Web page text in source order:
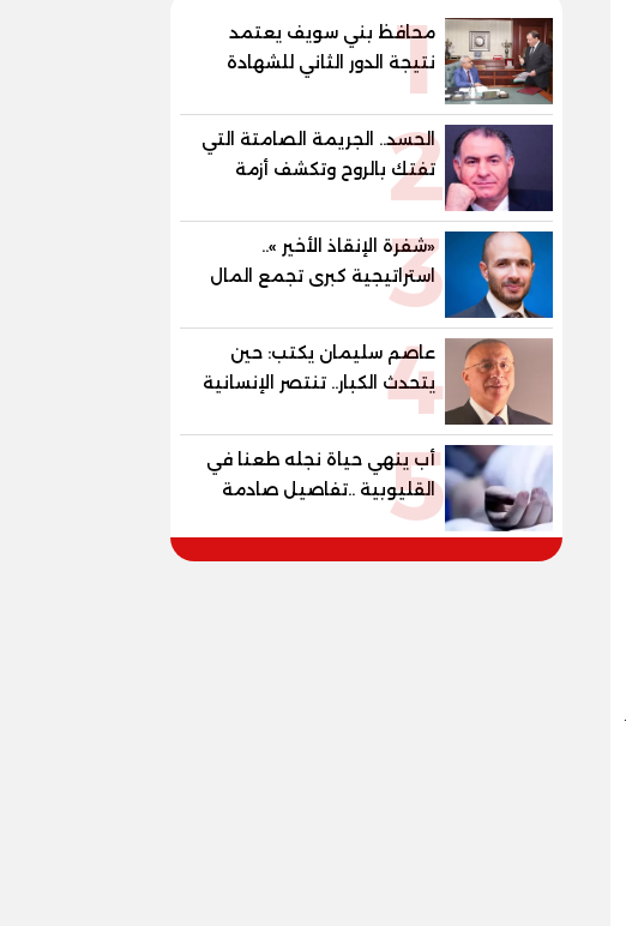
1
محافظ بني سويف يعتمد
نتيجة الدور الثاني للشهادة
الإعدادية العامة بنسبة
79.9% نظامي ...و69.55%
منازل.. و70.56% للمهنية ..
و100% للصُم وضعاف السمع2
الحسد.. الجريمة الصامتة التي
تفتك بالروح وتكشف أزمة
القيم في العصر الحديث
3
«شفرة الإنقاذ الأخير »..
استراتيجية كبرى تجمع المال
والإنتاج والتكنولوجيا الخضراء
لبعث الأقتصاد
4
عاصم سليمان يكتب: حين
يتحدث الكبار.. تنتصر الإنسانية
قبل السياسة
5
أب ينهي حياة نجله طعنا في
القليوبية ..تفاصيل صادمة